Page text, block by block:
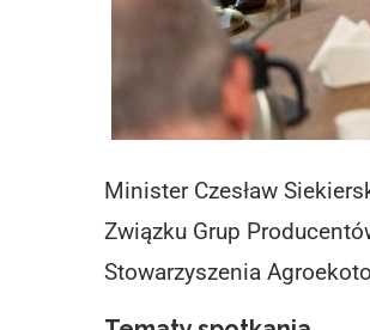
Minister Czesław
Związku Grup
Stowarzyszenia